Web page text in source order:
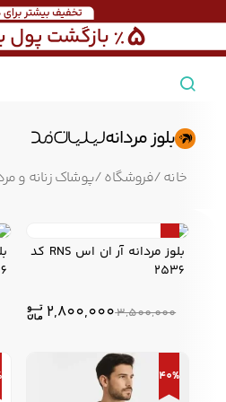
زنانه
بچه‌گانه
تجهیزات سفر
بارانی مردانه
بلوز مردانه
خانه/فروشگاه/پوشاک زنانه و
20%
بلوز مردانه آر ان اس RNS کد
2536
3,500,000
2,800,000
40%